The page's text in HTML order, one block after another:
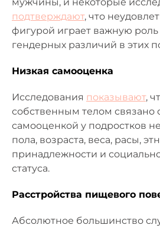
подтверждают, что
фигурой играет важную
гендерных различий в этих
Низкая самооценка
Исследования показывают,
собственным телом связано
самооценкой у подростков
пола, возраста, веса, расы,
принадлежности и
статуса.
Расстройства пищевого
Абсолютное большинство